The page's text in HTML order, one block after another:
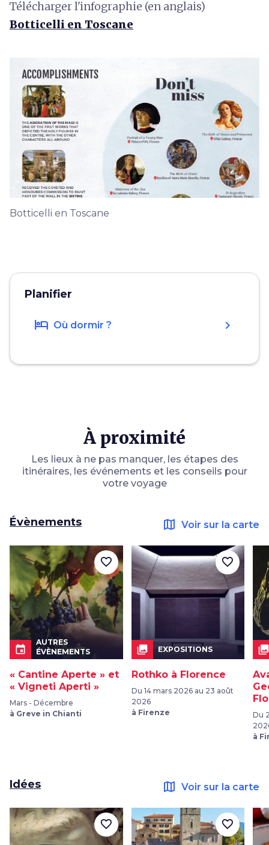
Télécharger l'infographie (en anglais)
Botticelli en Toscane
Botticelli en Toscane
Planifier
hotel Où dormir ? chevron_right
À proximité
Les lieux à ne pas manquer, les étapes des
itinéraires, les événements et les conseils pour
votre voyage
Évènements map Voir sur la carte
event
AUTRES
ÉVÈNEMENTS
« Cantine Aperte » et
« Vigneti Aperti »
Mars - Décembre
à Greve in Chianti
favorite_border
collections EXPOSITIONS
Rothko à Florence
Du 14 mars 2026 au 23 août
2026
à Firenze
favorite_border
Du
à
Idées map Voir sur la carte
favorite_border favorite_border